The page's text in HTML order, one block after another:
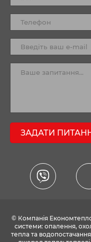
ЗАДАТИ
© Компанія
системи: опалення,
тепла та